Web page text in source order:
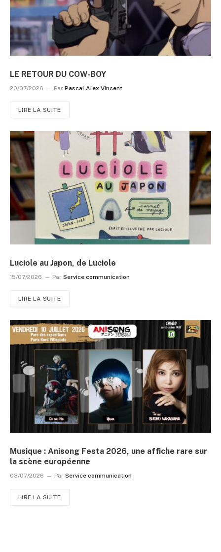
LE RETOUR DU COW-BOY
20/07/2026 Par Pascal Alex Vincent
LIRE LA SUITE
Luciole au Japon, de Luciole
15/07/2026 Par Service communication
LIRE LA SUITE
Musique : Anisong Festa 2026, une affiche rare sur
la scène européenne
03/07/2026 Par Service communication
LIRE LA SUITE